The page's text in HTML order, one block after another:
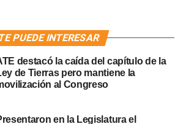
TE PUEDE INTERESAR
destacó la caída del capítulo de la
de Tierras pero mantiene la
al Congreso
en la Legislatura el